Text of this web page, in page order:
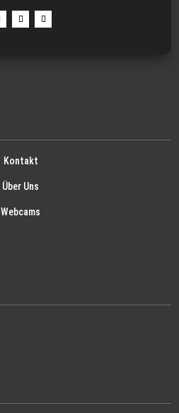
Kontakt
Über Uns
Webcams